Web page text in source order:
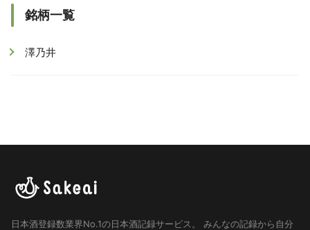
銘柄一覧
澤乃井
日本酒登録数業界No.1の日本酒記録サービス。
みんなの記録から自分